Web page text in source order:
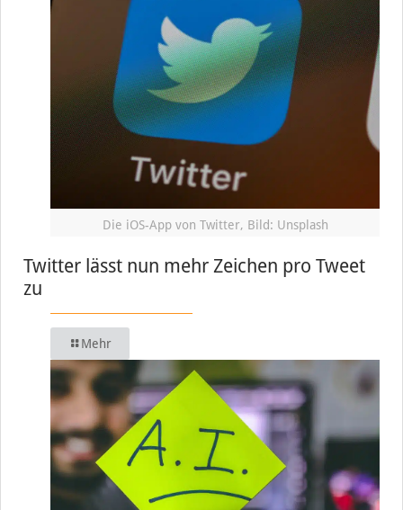
Die iOS-App von Twitter, Bild: Unsplash
Twitter lässt nun mehr Zeichen pro Tweet
zu
Mehr